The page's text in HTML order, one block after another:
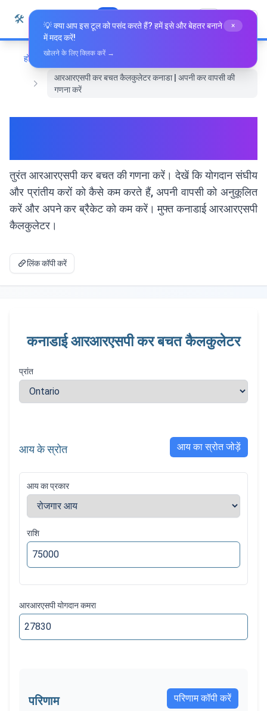
सामग्री पर जाएं
🛠️ Whiz Tools सभी उपकरण हिन्दी
होम
वित्त
आरआरएसपी कर बचत कैलकुलेटर कनाडा | अपनी कर वापसी की
गणना करें
तुरंत आरआरएसपी कर बचत की गणना करें। देखें कि योगदान संघीय
और प्रांतीय करों को कैसे कम करते हैं, अपनी वापसी को अनुकूलित
करें और अपने कर ब्रैकेट को कम करें। मुफ्त कनाडाई आरआरएसपी
कैलकुलेटर।
लिंक कॉपी करें
कनाडाई आरआरएसपी कर बचत कैलकुलेटर
प्रांत
आय के स्रोत आय का स्रोत जोड़ें
आय का प्रकार
राशि
आरआरएसपी योगदान कमरा
परिणाम परिणाम कॉपी करें
💡 क्या आप इस टूल को पसंद करते हैं? हमें इसे और बेहतर बनाने
में मदद करें!
×
खोलने के लिए क्लिक करें →